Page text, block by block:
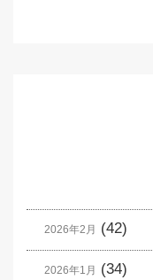
2026年2月 (42)
2026年1月 (34)